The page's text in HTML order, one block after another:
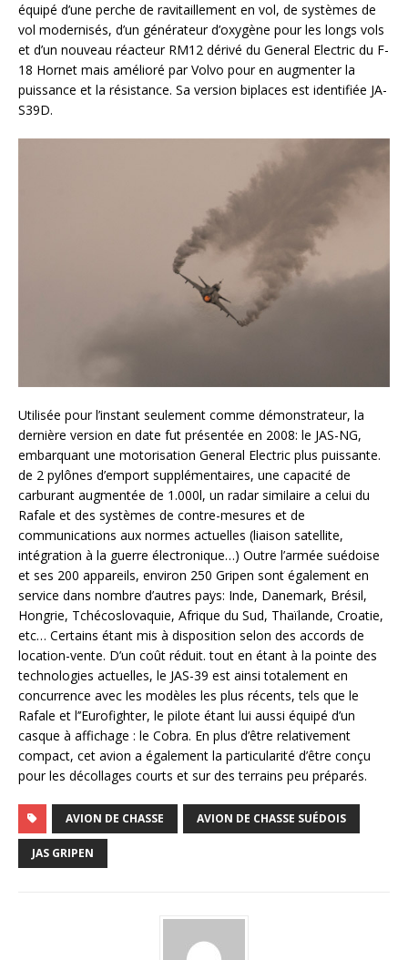
équipé d’une perche de ravitaillement en vol, de systèmes de
vol modernisés, d’un générateur d’oxygène pour les longs vols
et d’un nouveau réacteur RM12 dérivé du General Electric du F-
18 Hornet mais amélioré par Volvo pour en augmenter la
puissance et la résistance. Sa version biplaces est identifiée JA-
S39D.
Utilisée pour l’instant seulement comme démonstrateur, la
dernière version en date fut présentée en 2008: le JAS-NG,
embarquant une motorisation General Electric plus puissante.
de 2 pylônes d’emport supplémentaires, une capacité de
carburant augmentée de 1.000l, un radar similaire a celui du
Rafale et des systèmes de contre-mesures et de
communications aux normes actuelles (liaison satellite,
intégration à la guerre électronique…) Outre l’armée suédoise
et ses 200 appareils, environ 250 Gripen sont également en
service dans nombre d’autres pays: Inde, Danemark, Brésil,
Hongrie, Tchécoslovaquie, Afrique du Sud, Thaïlande, Croatie,
etc… Certains étant mis à disposition selon des accords de
location-vente. D’un coût réduit. tout en étant à la pointe des
technologies actuelles, le JAS-39 est ainsi totalement en
concurrence avec les modèles les plus récents, tels que le
Rafale et l’’Eurofighter, le pilote étant lui aussi équipé d’un
casque à affichage : le Cobra. En plus d’être relativement
compact, cet avion a également la particularité d’être conçu
pour les décollages courts et sur des terrains peu préparés.
AVION DE CHASSE AVION DE CHASSE SUÉDOIS
JAS GRIPEN